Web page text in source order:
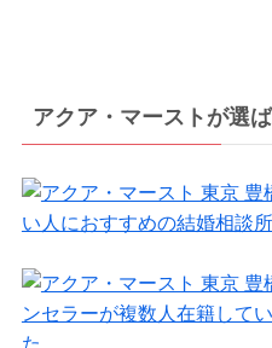
アクア・マーストが選